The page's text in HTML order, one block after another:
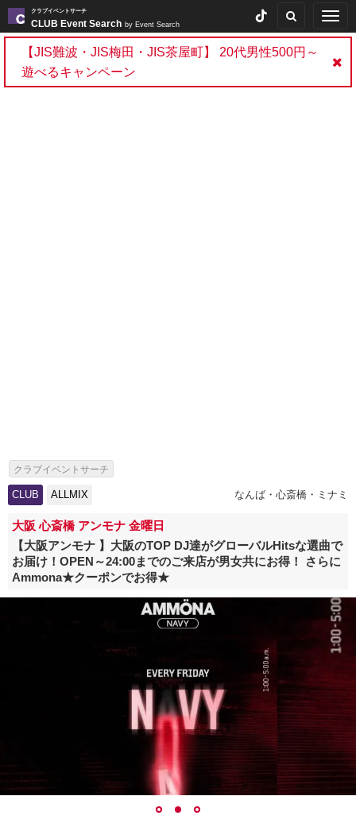
クラブイベントサーチ
CLUB Event Search by Event Search
【JIS難波・JIS梅田・JIS茶屋町】 20代男性500円～
遊べるキャンペーン
クラブイベントサーチ
CLUB ALLMIX なんば・心斎橋・ミナミ
大阪 心斎橋 アンモナ 金曜日
【大阪アンモナ 】大阪のTOP DJ達がグローバルHitsな選曲で
お届け！OPEN～24:00までのご来店が男女共にお得！ さらに
Ammona★クーポンでお得★